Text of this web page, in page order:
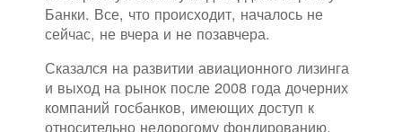
Банки. Все, что происходит, началось не
сейчас, не вчера и не позавчера.
Сказался на развитии авиационного лизинга
и выход на рынок после 2008 года дочерних
компаний госбанков, имеющих доступ к
относительно недорогому фондированию.